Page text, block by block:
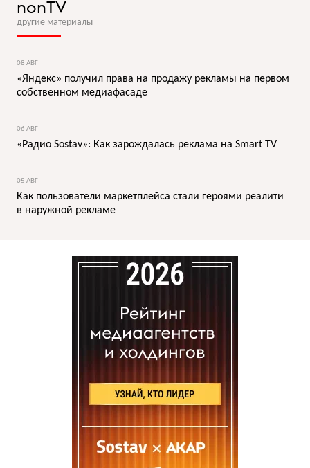
nonTV
другие материалы
08 АВГ
«Яндекс» получил права на продажу рекламы на первом
собственном медиафасаде
06 АВГ
«Радио Sostav»: Как зарождалась реклама на Smart TV
05 АВГ
Как пользователи маркетплейса стали героями реалити
в наружной рекламе